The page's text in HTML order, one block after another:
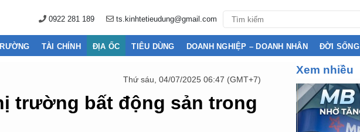
0922 281 189 ts.kinhtetieudung@gmail.com
TÀI CHÍNH ĐỊA ỐC TIÊU DÙNG DOANH NGHIỆP – DOANH NHÂN ĐỜI SỐNG
Thứ sáu, 04/07/2025 06:47 (GMT+7)
trường bất động sản trong
Xem nhiều